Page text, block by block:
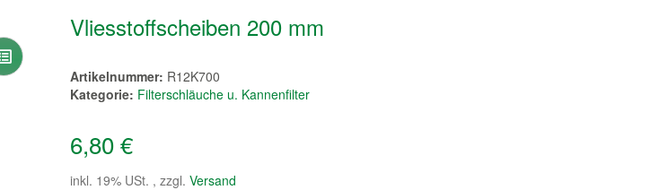
Vliesstoffscheiben 200 mm
Artikelnummer: R12K700
Kategorie: Filterschläuche u. Kannenfilter
6,80 €
inkl. 19% USt. , zzgl. Versand